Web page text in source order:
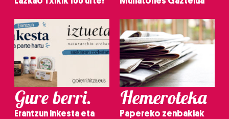
Gure berri.
Erantzun inkesta eta
Hemeroteka
Papereko zenbakiak